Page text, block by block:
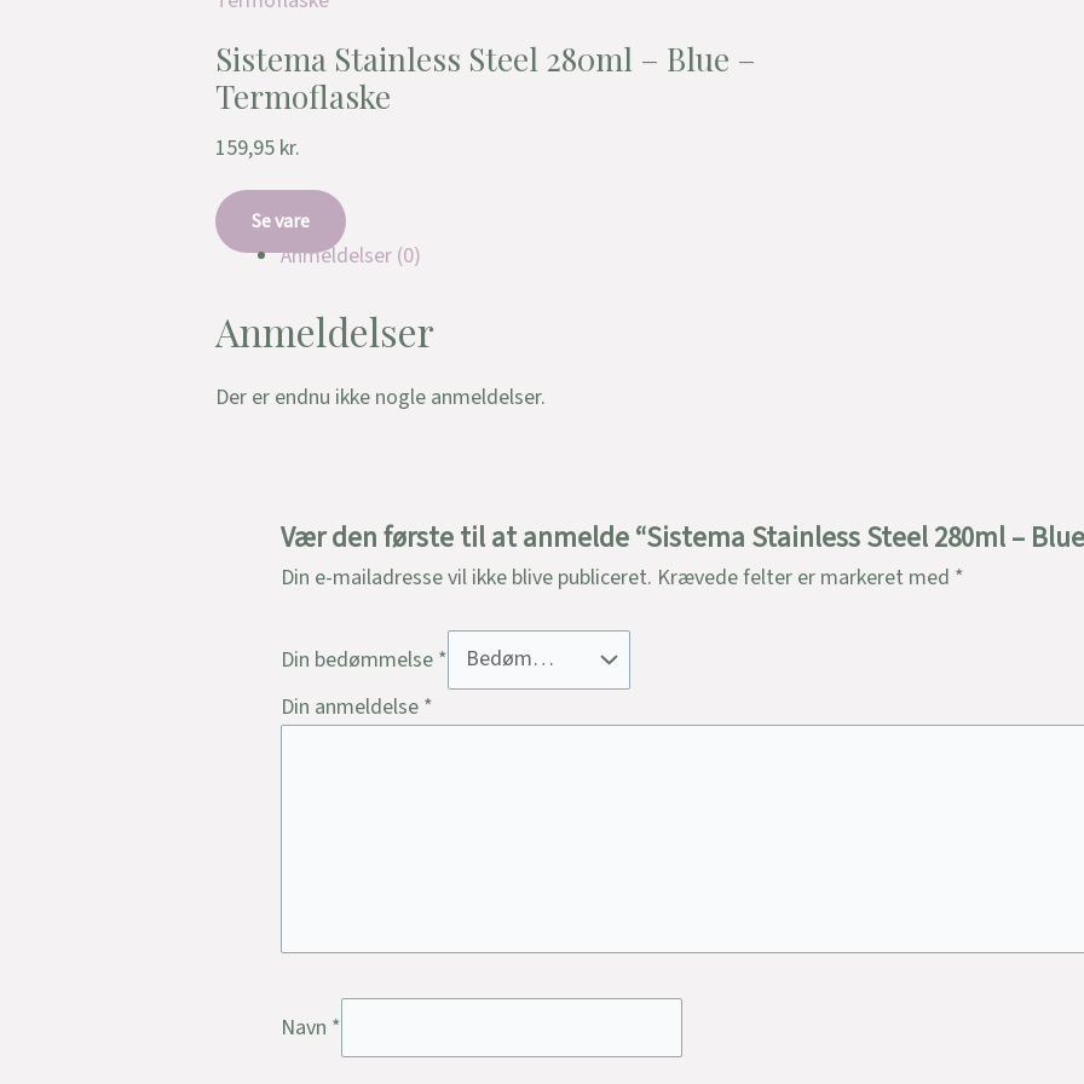
Sistema Stainless Steel 280ml – Blue –
Termoflaske
159,95 kr.
Se vare
Anmeldelser (0)
Anmeldelser
Der er endnu ikke nogle anmeldelser.
Vær den første til at anmelde “Sistema Stainless Steel 280ml –
Din e-mailadresse vil ikke blive publiceret. Krævede felter er markeret med *
Din bedømmelse *
Din anmeldelse *
Navn *